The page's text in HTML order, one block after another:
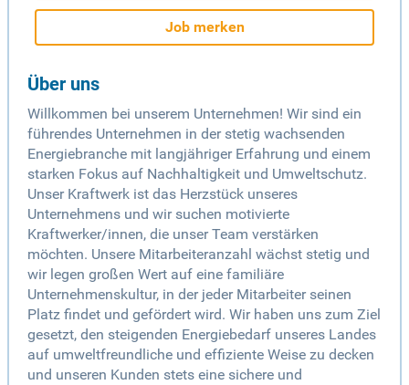
Job merken
Über uns
Willkommen bei unserem Unternehmen! Wir sind ein
führendes Unternehmen in der stetig wachsenden
Energiebranche mit langjähriger Erfahrung und einem
starken Fokus auf Nachhaltigkeit und Umweltschutz.
Unser Kraftwerk ist das Herzstück unseres
Unternehmens und wir suchen motivierte
Kraftwerker/innen, die unser Team verstärken
möchten. Unsere Mitarbeiteranzahl wächst stetig und
wir legen großen Wert auf eine familiäre
Unternehmenskultur, in der jeder Mitarbeiter seinen
Platz findet und gefördert wird. Wir haben uns zum Ziel
gesetzt, den steigenden Energiebedarf unseres Landes
auf umweltfreundliche und effiziente Weise zu decken
und unseren Kunden stets eine sichere und